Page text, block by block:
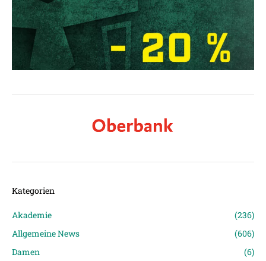
Kategorien
Akademie
(236)
Allgemeine News
(606)
Damen
(6)